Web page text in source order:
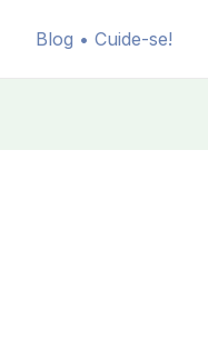
Blog • Cuide-se!